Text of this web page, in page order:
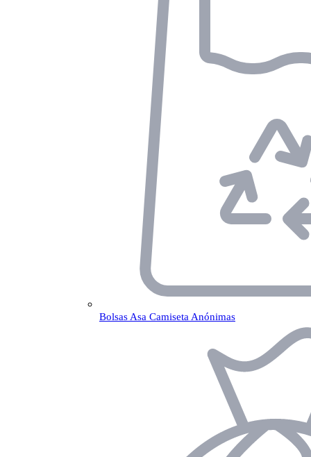
Bolsas Asa Camiseta Anónimas